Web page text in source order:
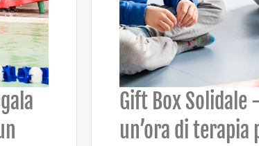
Gift Box Solidale
un’ora di terapia